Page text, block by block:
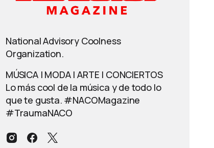
National Advisory Coolness
Organization.
MÚSICA | MODA | ARTE | CONCIERTOS
Lo más cool de la música y de todo lo
que te gusta. #NACOMagazine
#TraumaNACO